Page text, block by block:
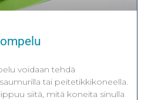
voidaan tehdä
tai peitetikkikoneella.
siitä, mitä koneita sinulla